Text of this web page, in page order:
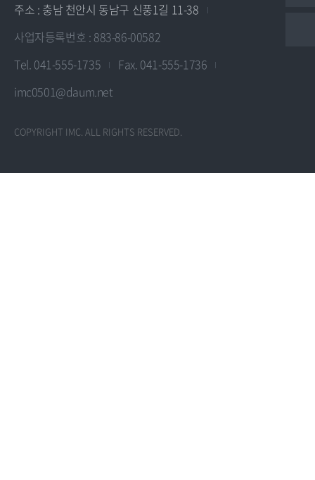
주소 : 충남 천안시 동남구 신풍1길 11-38
사업자등록번호 : 883-86-00582
Tel. 041-555-1735
Fax. 041-555-1736
imc0501@daum.net
COPYRIGHT IMC. ALL RIGHTS RESERVED.